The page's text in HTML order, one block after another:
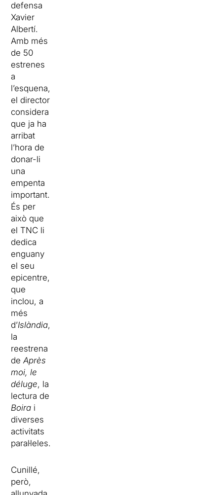
defensa
Xavier
Albertí.
Amb més
de 50
estrenes
a
l’esquena,
el director
considera
que ja ha
arribat
l’hora de
donar-li
una
empenta
important.
És per
això que
el TNC li
dedica
enguany
el seu
epicentre,
que
inclou, a
més
d’Islàndia,
la
reestrena
deAprès
moi, le
déluge, la
lectura de
Boira i
diverses
activitats
paral·leles.
Cunillé,
però,